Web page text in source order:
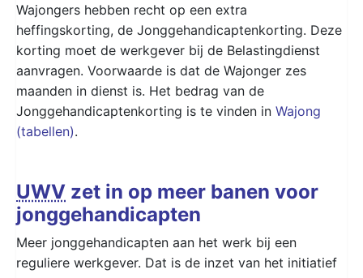
Wajongers hebben recht op een extra
heffingskorting, de Jonggehandicaptenkorting. Deze
korting moet de werkgever bij de Belastingdienst
aanvragen. Voorwaarde is dat de Wajonger zes
maanden in dienst is. Het bedrag van de
Jonggehandicaptenkorting is te vinden in Wajong
(tabellen).
UWV zet in op meer banen voor
jonggehandicapten
Meer jonggehandicapten aan het werk bij een
reguliere werkgever. Dat is de inzet van het initiatief